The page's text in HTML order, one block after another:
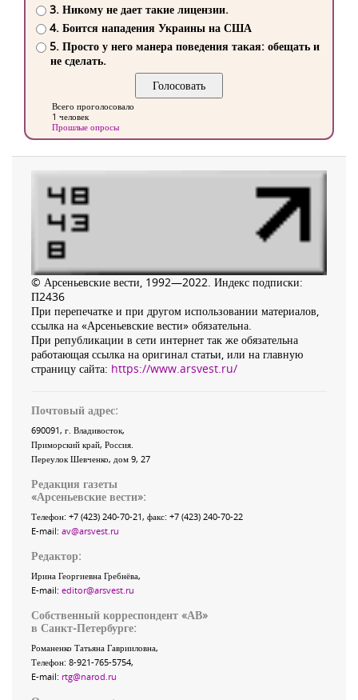
3. Никому не дает такие лицензии.
4. Боится нападения Украины на США
5. Просто у него манера поведения такая: обещать и
не сделать.
Всего проголосовало
1 человек
Прошлые опросы
© Арсеньевские вести, 1992—2022. Индекс подписки:
П2436
При перепечатке и при другом использовании материалов,
ссылка на «Арсеньевские вести» обязательна.
При републикации в сети интернет так же обязательна
работающая ссылка на оригинал статьи, или на главную
страницу сайта: https://www.arsvest.ru/
Почтовый адрес:
690091, г. Владивосток,
Приморский край, Россия
Переулок Шевченко, дом 9, 27
Редакция газеты
«Арсеньевские вести»:
Телефон: +7 (423) 240-70-21, факс: +7 (423) 240-70-22
E-mail: av@arsvest.ru
Редактор:
Ирина Георгиевна Гребнёва,
E-mail: editor@arsvest.ru
Собственный корреспондент «АВ»
в Санкт-Петербурге:
Романенко Татьяна Гаврииловна,
Телефон: 8-921-765-5754,
E-mail: rtg@narod.ru